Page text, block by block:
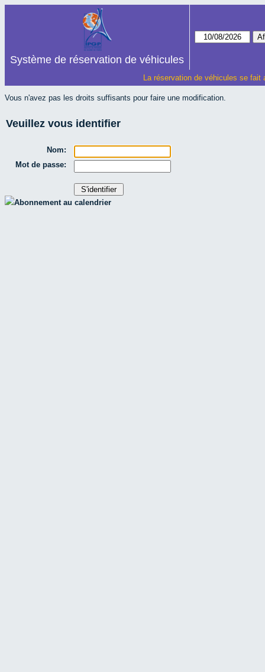
Système de réservation de véhicules
La réservation de véhicules se
Vous n'avez pas les droits suffisants pour faire une modification.
Veuillez vous identifier
Nom:
Mot de passe:
Abonnement au calendrier